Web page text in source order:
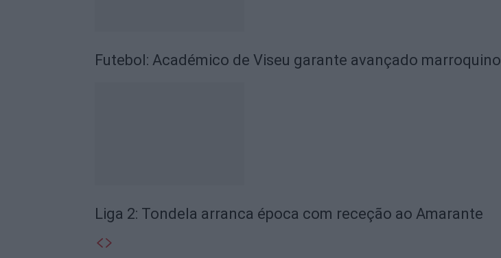
Futebol: Académico de Viseu garante avançado marroquino
Liga 2: Tondela arranca época com receção ao Amarante